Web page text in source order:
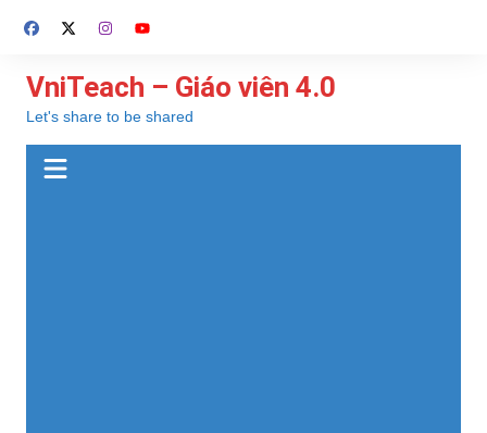
đến
dung
VniTeach – Giáo viên 4.0
Let's share to be shared